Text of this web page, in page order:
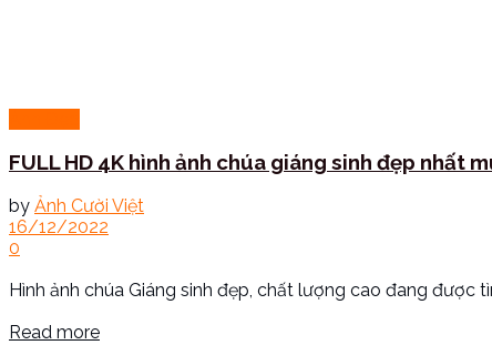
FULL HD 4K hình ảnh chúa giáng sinh đẹp nhất
by Ảnh Cười Việt
16/12/2022
0
Hình ảnh chúa Giáng sinh đẹp, chất lượng cao đang được
Read more